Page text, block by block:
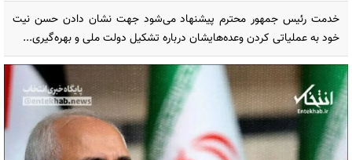
خدمت رئیس جمهور محترم پیشنهاد می‌شود جهت نشان دادن حسن نیت
خود به عملیاتی کردن وعده‌هایشان درباره تشکیل دولت ملی و بهره‌گیری...